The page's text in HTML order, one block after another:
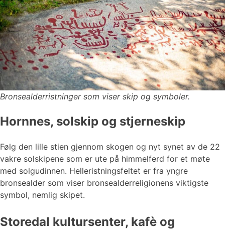
Bronsealderristninger som viser skip og symboler.
Hornnes, solskip og stjerneskip
Følg den lille stien gjennom skogen og nyt synet av de 22
vakre solskipene som er ute på himmelferd for et møte
med solgudinnen. Helleristningsfeltet er fra yngre
bronsealder som viser bronsealderreligionens viktigste
symbol, nemlig skipet.
Storedal kultursenter, kafè og